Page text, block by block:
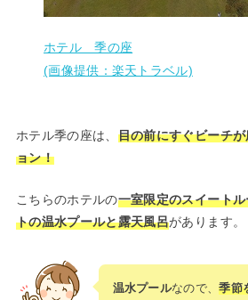
ホテル 季の座
(画像提供：楽天トラベル)
ホテル季の座は、 目の前にすぐビーチ
ョン！
こちらのホテルの一室限定のスイート
トの温水プールと露天風呂があります。
温水プールなので、季節